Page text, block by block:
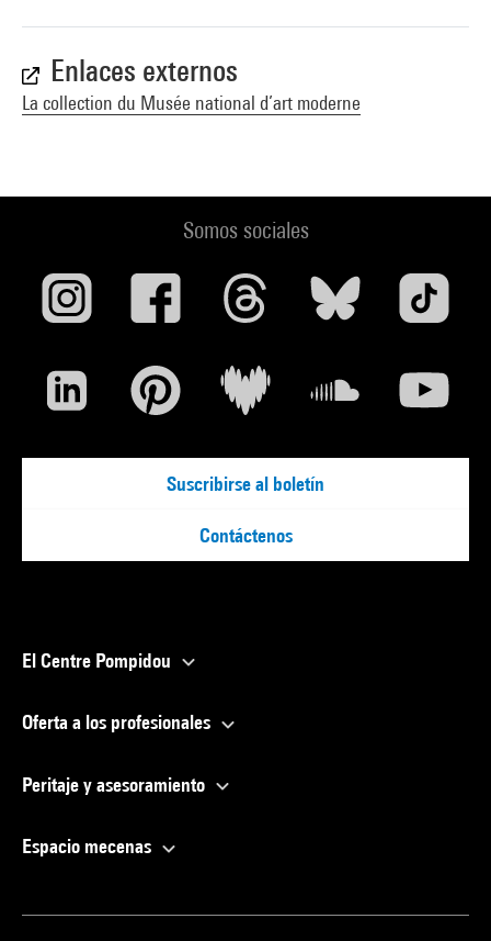
Enlaces externos
La collection du Musée national d’art moderne
Somos sociales
Suscribirse al boletín
Contáctenos
El Centre Pompidou
Oferta a los profesionales
Peritaje y asesoramiento
Espacio mecenas